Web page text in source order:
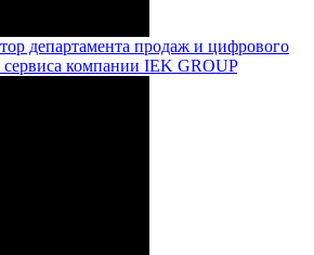
департамента продаж и цифрового
сервиса компании IEK GROUP